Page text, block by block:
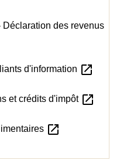
Déclaration des revenus
d'information open_in_new
et crédits d'impôt open_in_new
open_in_new